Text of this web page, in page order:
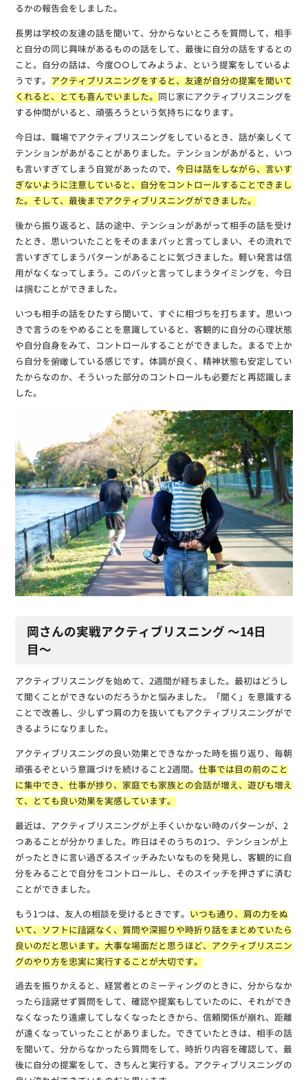
るかの報告会をしました。
長男は学校の友達の話を聞いて、分からないところを質問して、相手
と自分の同じ興味があるものの話をして、最後に自分の話をするとの
こと。自分の話は、今度○○してみようよ、という提案をしているよ
うです。 アクティブリスニングをすると、友達が自分の提案を聞いて
くれると、とても喜んでいました。
同じ家にアクティブリスニングを
する仲間がいると、頑張ろうという気持ちになります。
今日は、職場でアクティブリスニングをしているとき、話が楽しくて
テンションがあがることがありました。テンションがあがると、いつ
も言いすぎてしまう自覚があったので、 今日は話をしながら、言いす
ぎないように注意していると、自分をコントロールすることできまし
た。そして、最後までアクティブリスニングができました。
後から振り返ると、話の途中、テンションがあがって相手の話を受け
たとき、思いついたことをそのままパッと言ってしまい、その流れで
言いすぎてしまうパターンがあることに気づきました。軽い発言は信
用がなくなってしまう。このパッと言ってしまうタイミングを、今日
は掴むことができました。
いつも相手の話をひたすら聞いて、すぐに相づちを打ちます。思いつ
きで言うのをやめることを意識していると、客観的に自分の心理状態
や自分自身をみて、コントロールすることができました。まるで上か
ら自分を俯瞰している感じです。体調が良く、精神状態も安定してい
たからなのか、そういった部分のコントロールも必要だと再認識しま
した。
岡さんの実戦アクティブリスニング 〜14日
目〜
アクティブリスニングを始めて、2週間が経ちました。最初はどうし
て聞くことができないのだろうかと悩みました。「聞く」を意識する
ことで改善し、少しずつ肩の力を抜いてもアクティブリスニングがで
きるようになりました。
アクティブリスニングの良い効果とできなかった時を振り返り、毎朝
頑張るぞという意識づけを続けること2週間。 仕事では目の前のこと
に集中でき、仕事が捗り、家庭でも家族との会話が増え、遊びも増え
て、とても良い効果を実感しています。
最近は、アクティブリスニングが上手くいかない時のパターンが、2
つあることが分かりました。昨日はそのうちの1つ、テンションが上
がったときに言い過ぎるスイッチみたいなものを発見し、客観的に自
分をみることで自分をコントロールし、そのスイッチを押さずに済む
ことができました。
もう1つは、友人の相談を受けるときです。 いつも通り、肩の力をぬ
いて、ソフトに躊躇なく、質問や深掘りや時折り話をまとめていたら
良いのだと思います。大事な場面だと思うほど、アクティブリスニン
グのやり方を忠実に実行することが大切です。
過去を振りかえると、経営者とのミーティングのときに、分からなか
ったら躊躇せず質問をして、確認や提案もしていたのに、それができ
なくなったり遠慮してしなくなったときから、信頼関係が崩れ、距離
が遠くなっていったことがありました。できていたときは、相手の話
を聞いて、分からなかったら質問をして、時折り内容を確認して、最
後に自分の提案をして、きちんと実行する。アクティブリスニングの